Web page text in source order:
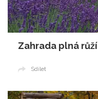
Zahrada plná růží
Sdílet